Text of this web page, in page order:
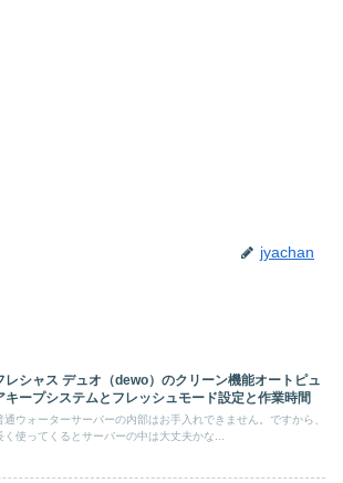
jyachan
レシャス デュオ（dewo）のクリーン機能オートピュ
キープシステムとフレッシュモード設定と作業時間
通ウォーターサーバーの内部はお手入れできません。ですから、
く使ってくるとサーバーの中は大丈夫かな...